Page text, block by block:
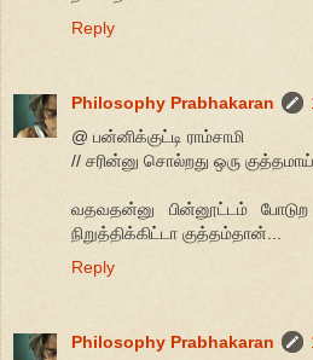
Reply
Philosophy Prabhakaran
@ பன்னிக்குட்டி ராம்சாமி
// சரின்னு சொல்றது ஒரு
வதவதன்னு பின்னூட்டம்
நிறுத்திக்கிட்டா குத்தம்தான்...
Reply
Philosophy Prabhakaran